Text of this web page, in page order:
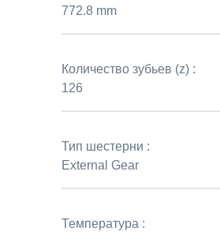
772.8 mm
Количество зубьев (z) :
126
Тип шестерни :
External Gear
Температура :